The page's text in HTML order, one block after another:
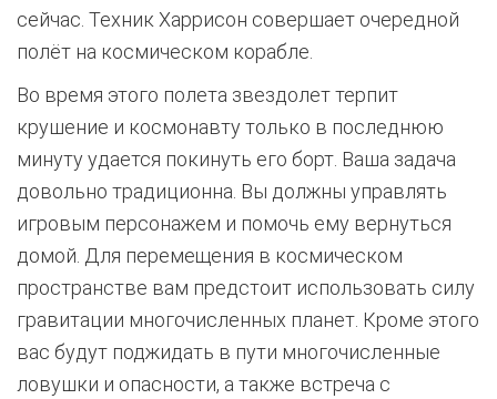
сейчас. Техник Харрисон совершает очередной
полёт на космическом корабле.
Во время этого полета звездолет терпит
крушение и космонавту только в последнюю
минуту удается покинуть его борт. Ваша задача
довольно традиционна. Вы должны управлять
игровым персонажем и помочь ему вернуться
домой. Для перемещения в космическом
пространстве вам предстоит использовать силу
гравитации многочисленных планет. Кроме этого
вас будут поджидать в пути многочисленные
ловушки и опасности, а также встреча с